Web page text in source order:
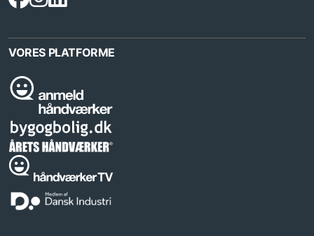
VORES PLATFORME